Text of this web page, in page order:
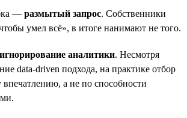
— размытый запрос. Собственники
умел всё», в итоге нанимают не того.
игнорирование аналитики. Несмотря
data-driven подхода, на практике отбор
а не по способности